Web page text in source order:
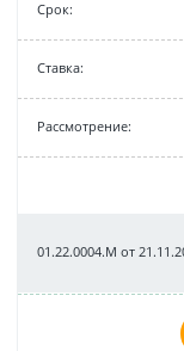
Срок:
Cтавка:
Рассмотрение:
01.22.0004.M от